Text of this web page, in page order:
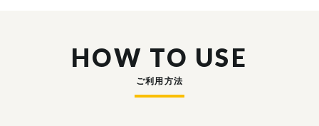
HOW TO USE
ご利用方法